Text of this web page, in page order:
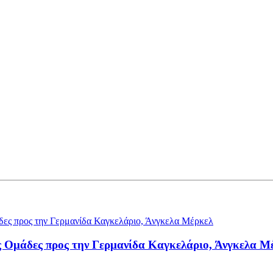
Ομάδες προς την Γερμανίδα Καγκελάριο, Άνγκελα